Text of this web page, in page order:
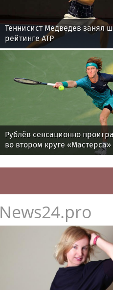
Теннисист Медведев занял
рейтинге ATP
Рублёв сенсационно
во втором круге
News24.pro